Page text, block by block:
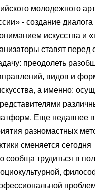
молодежного
- создание
искусства и
ставят перед
преодолеть
видов и
а именно:
Еще недавнее
разномастных
сменяется сегодня
сообща трудиться в